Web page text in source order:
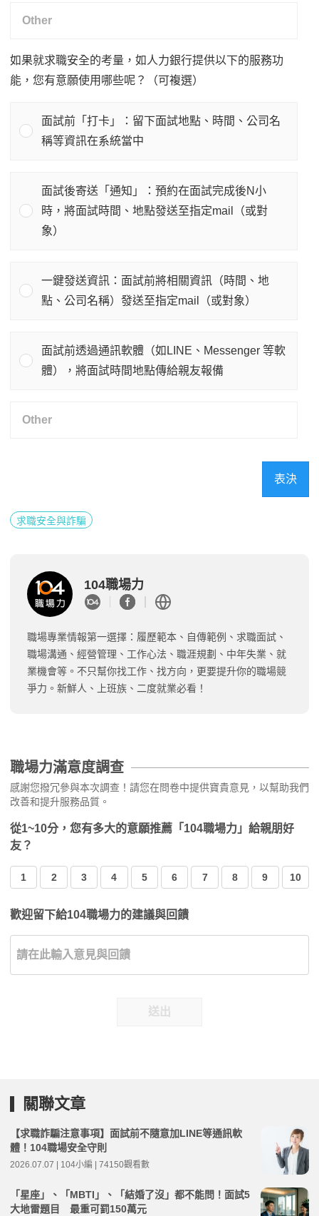
如果就求職安全的考量，如人力銀行提供以下的服務功
能，您有意願使用哪些呢？（可複選）
面試前「打卡」：留下面試地點、時間、公司名
稱等資訊在系統當中
面試後寄送「通知」：預約在面試完成後N小
時，將面試時間、地點發送至指定mail（或對
象）
一鍵發送資訊：面試前將相關資訊（時間、地
點、公司名稱）發送至指定mail（或對象）
面試前透過通訊軟體（如LINE、Messenger 等軟
體），將面試時間地點傳給親友報備
表決
求職安全與詐騙
104職場力
職場專業情報第一選擇：履歷範本、自傳範例、求職面試、
職場溝通、經營管理、工作心法、職涯規劃、中年失業、就
業機會等。不只幫你找工作、找方向，更要提升你的職場競
爭力。新鮮人、上班族、二度就業必看！
職場力滿意度調查
感謝您撥冗參與本次調查！請您在問卷中提供寶貴意見，以幫助我們
改善和提升服務品質。
從1~10分，您有多大的意願推薦「104職場力」給親朋好
友？
1 2 3 4 5 6 7 8 9 10
歡迎留下給104職場力的建議與回饋
送出
關聯文章
【求職詐騙注意事項】面試前不隨意加LINE等通訊軟
體！104職場安全守則
2026.07.07 | 104小編 | 74150觀看數
「星座」、「MBTI」、「結婚了沒」都不能問！面試5
大地雷題目 最重可罰150萬元